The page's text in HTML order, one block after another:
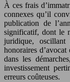
À ces frais
connexes qu’il
publication de
significatif, dont le
juridique,
honoraires
dans les
investissement
erreurs coûteuses.